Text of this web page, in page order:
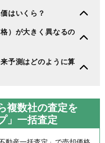
はいくら？
）が大きく異なるの
予測はどのように算
複数社の査定を
」一括査定